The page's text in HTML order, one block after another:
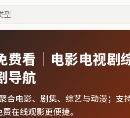
费看｜电影电视
导航
合电影、剧集、综艺与动漫；支
在线观影更便捷。